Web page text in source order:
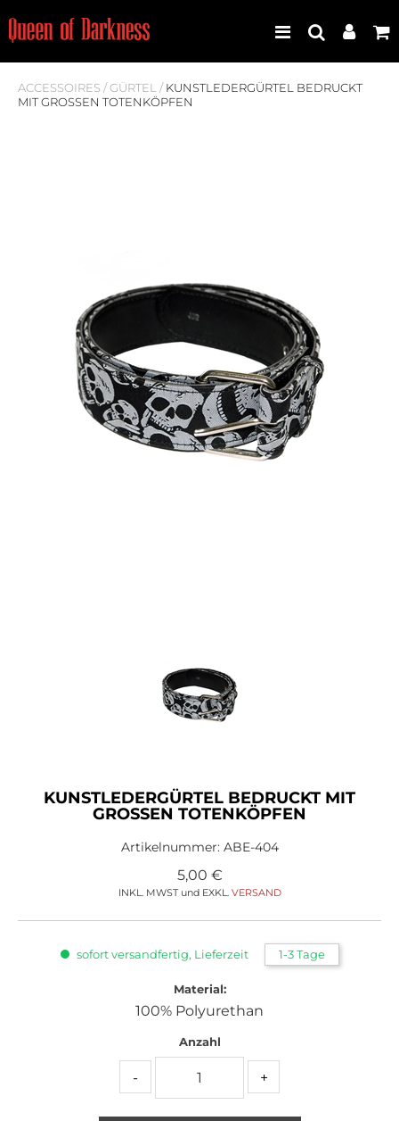
Plus Size
Store Leipzig
Accessoires
Sale
ACCESSOIRES /GÜRTEL / KUNSTLEDERGÜRTEL BEDRUCKT
MIT GROSSEN TOTENKÖPFEN
KUNSTLEDERGÜRTEL BEDRUCKT MIT
GROSSEN TOTENKÖPFEN
Artikelnummer: ABE-404
5,00 €
INKL. MWST und EXKL. VERSAND
sofort versandfertig, Lieferzeit 1-3 Tage
Material:
100% Polyurethan
Anzahl
- +